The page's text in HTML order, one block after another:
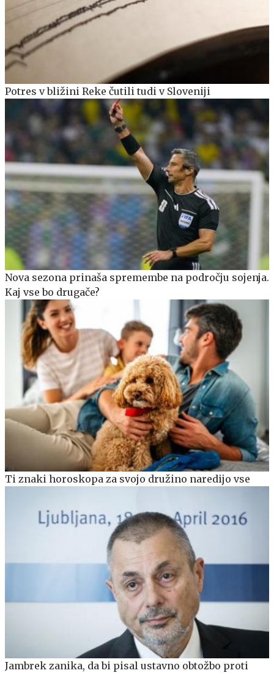
Potres v bližini Reke čutili tudi v Sloveniji
Nova sezona prinaša spremembe na področju sojenja.
Kaj vse bo drugače?
Ti znaki horoskopa za svojo družino naredijo vse
Jambrek zanika, da bi pisal ustavno obtožbo proti